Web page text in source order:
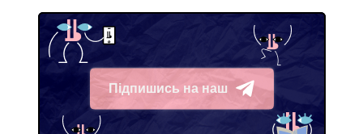
Підпишись на наш
Telegram